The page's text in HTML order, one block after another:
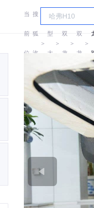
当
前
位
搜
狐
汽
＞
车
型
大
全
＞
双
龙
＞
双
龙
＞